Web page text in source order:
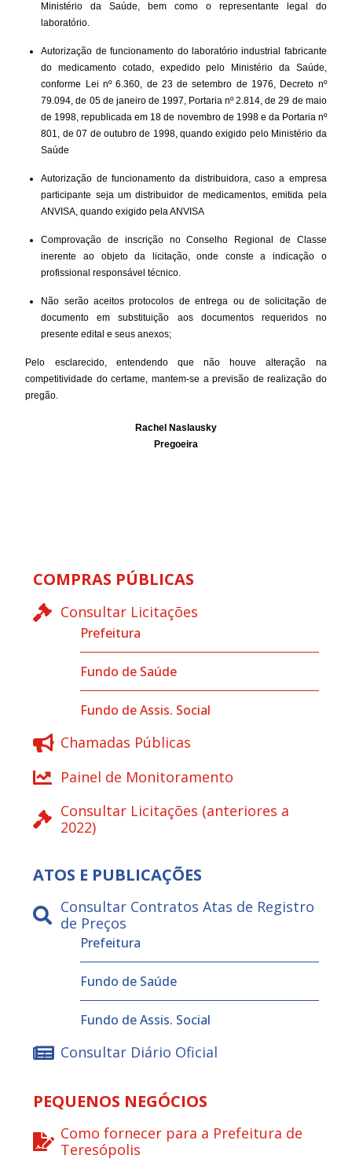
Ministério da Saúde, bem como o representante legal do
laboratório.
Autorização de funcionamento do laboratório industrial fabricante
do medicamento cotado, expedido pelo Ministério da Saúde,
conforme Lei nº 6.360, de 23 de setembro de 1976, Decreto nº
79.094, de 05 de janeiro de 1997, Portaria nº 2.814, de 29 de maio
de 1998, republicada em 18 de novembro de 1998 e da Portaria nº
801, de 07 de outubro de 1998, quando exigido pelo Ministério da
Saúde
Autorização de funcionamento da distribuidora, caso a empresa
participante seja um distribuidor de medicamentos, emitida pela
ANVISA, quando exigido pela ANVISA
Comprovação de inscrição no Conselho Regional de Classe
inerente ao objeto da licitação, onde conste a indicação o
profissional responsável técnico.
Não serão aceitos protocolos de entrega ou de solicitação de
documento em substituição aos documentos requeridos no
presente edital e seus anexos;
Pelo esclarecido, entendendo que não houve alteração na
competitividade do certame, mantem-se a previsão de realização do
pregão.
Rachel Naslausky
Pregoeira
COMPRAS PÚBLICAS
Consultar Licitações
Prefeitura
Fundo de Saúde
Fundo de Assis. Social
Chamadas Públicas
Painel de Monitoramento
Consultar Licitações (anteriores a
2022)
ATOS E PUBLICAÇÕES
Consultar Contratos Atas de Registro
de Preços
Prefeitura
Fundo de Saúde
Fundo de Assis. Social
Consultar Diário Oficial
PEQUENOS NEGÓCIOS
Como fornecer para a Prefeitura de
Teresópolis